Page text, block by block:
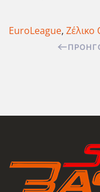
EuroLeague, Ζέλικο